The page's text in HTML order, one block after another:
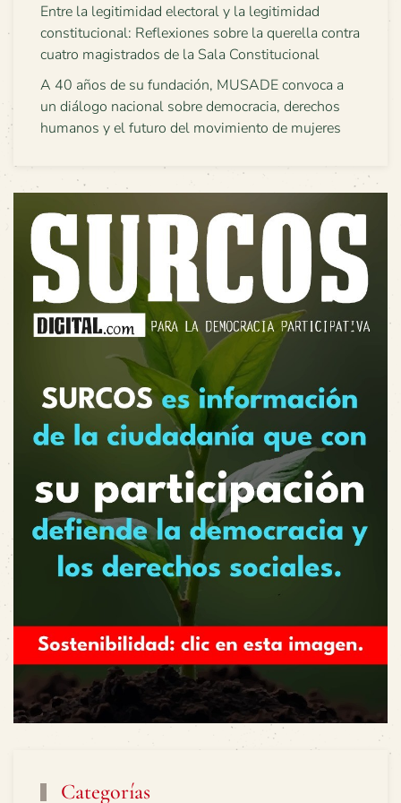
Entre la legitimidad electoral y la legitimidad
constitucional: Reflexiones sobre la querella contra
cuatro magistrados de la Sala Constitucional
A 40 años de su fundación, MUSADE convoca a
un diálogo nacional sobre democracia, derechos
humanos y el futuro del movimiento de mujeres
Categorías